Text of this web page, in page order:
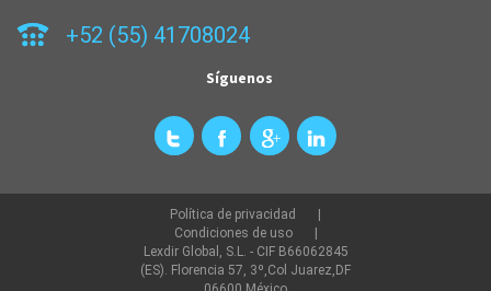
+52 (55) 41708024
Síguenos
Política de privacidad
Condiciones de uso
Lexdir Global, S.L. - CIF B66062845
(ES). Florencia 57, 3º,Col Juarez,DF